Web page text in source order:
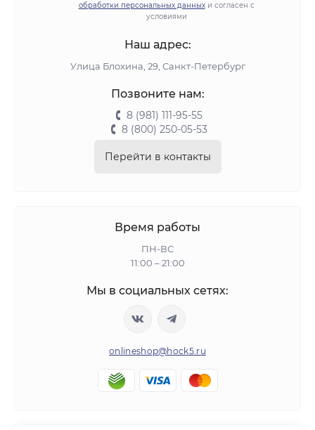
обработки персональных данныхи согласен с
условиями
Наш адрес:
Улица Блохина, 29, Санкт-Петербург
Позвоните нам:
8 (981) 111-95-55
8 (800) 250-05-53
Перейти в контакты
Время работы
ПН-ВС
11:00 – 21:00
Мы в социальных сетях:
onlineshop@hock5.ru